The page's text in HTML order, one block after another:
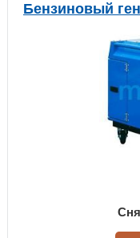
Бензиновый